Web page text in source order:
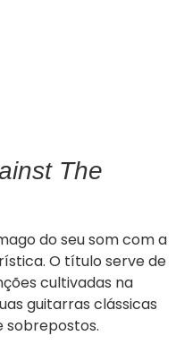
The
do seu som com a
O título serve de
cultivadas na
guitarras clássicas
sobrepostos.